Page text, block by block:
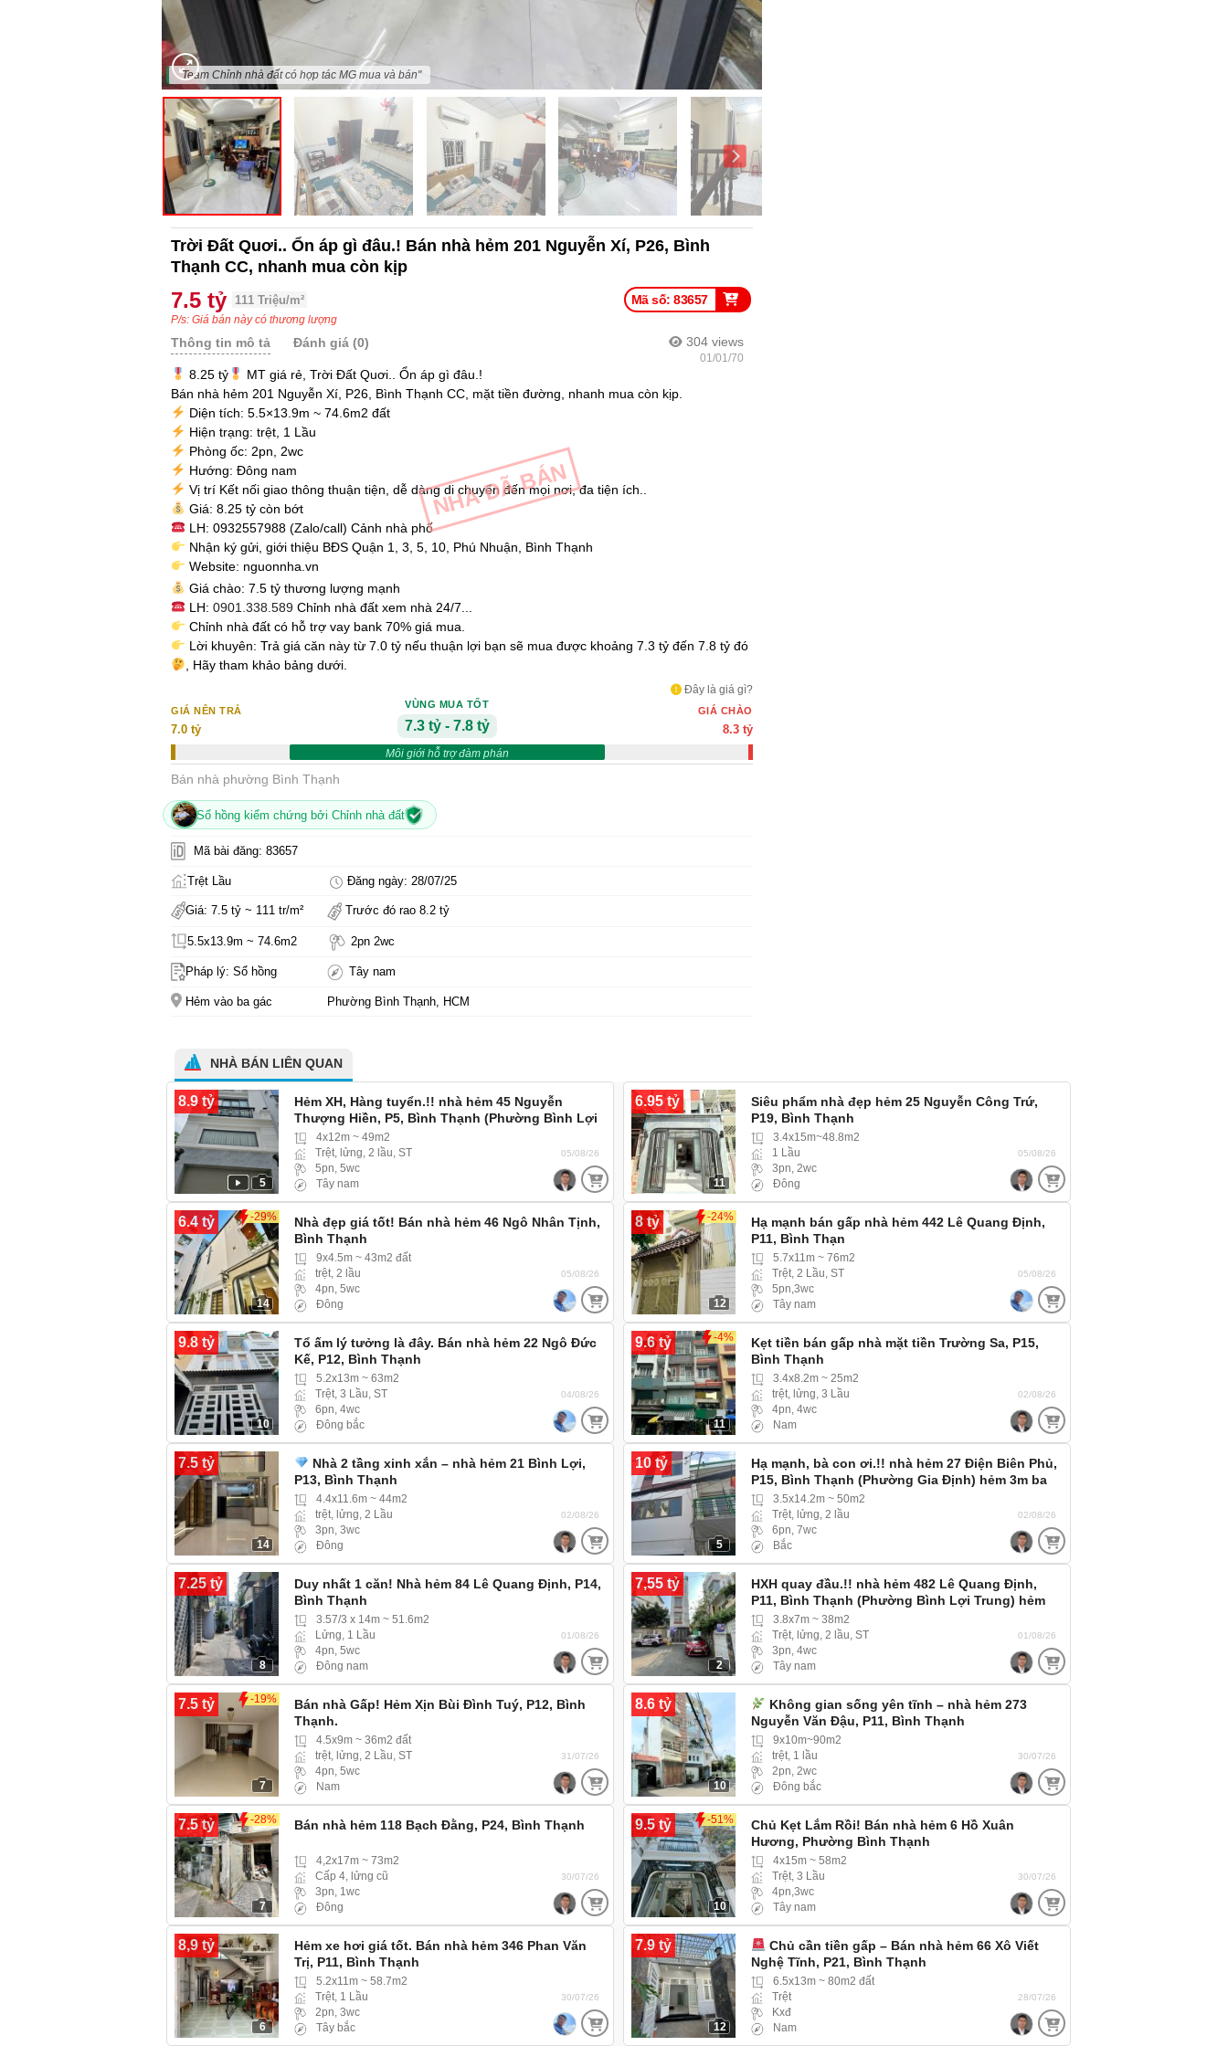
NHÀ ĐÃ BÁN
"Team Chỉnh nhà đất có hợp tác MG mua và bán"
Trời Đất Quơi.. Ổn áp gì đâu.! Bán nhà hẻm 201 Nguyễn Xí, P26, Bình
Thạnh CC, nhanh mua còn kịp
Mã số: 83657
7.5 tỷ 111 Triệu/m²
P/s: Giá bán này có thương lượng
304 views
01/01/70
Thông tin mô tả Đánh giá (0)
8.25 tỷ
MT giá rẻ, Trời Đất Quơi.. Ổn áp gì đâu.!
Bán nhà hẻm 201 Nguyễn Xí, P26, Bình Thạnh CC, mặt tiền đường, nhanh mua còn kịp.
Diện tích: 5.5×13.9m ~ 74.6m2 đất
Hiện trạng: trệt, 1 Lầu
Phòng ốc: 2pn, 2wc
Hướng: Đông nam
Vị trí Kết nối giao thông thuận tiện, dễ dàng di chuyển đến mọi nơi, đa tiện ích..
Giá: 8.25 tỷ còn bớt
LH: 0932557988 (Zalo/call) Cảnh nhà phố
Nhận ký gửi, giới thiệu BĐS Quận 1, 3, 5, 10, Phú Nhuận, Bình Thạnh
Website: nguonnha.vn
Giá chào: 7.5 tỷ thương lượng mạnh
LH: 0901.338.589Chỉnh nhà đất xem nhà 24/7...
Chỉnh nhà đất có hỗ trợ vay bank 70% giá mua.
Lời khuyên: Trả giá căn này từ 7.0 tỷ nếu thuận lợi bạn sẽ mua được khoảng 7.3 tỷ đến 7.8 tỷ đó
, Hãy tham khảo bảng dưới.
Đây là giá gì?
GIÁ NÊN TRẢ
7.0 tỷ
VÙNG MUA TỐT
7.3 tỷ - 7.8 tỷ
Môi giới hỗ trợ đàm phán
GIÁ CHÀO
8.3 tỷ
Bán nhà phường Bình Thạnh
Sổ hồng kiểm chứng bởi Chỉnh nhà đất
Mã bài đăng: 83657
Trệt Lầu Đăng ngày: 28/07/25
Giá: 7.5 tỷ ~ 111 tr/m² Trước đó rao 8.2 tỷ
5.5x13.9m ~ 74.6m2 2pn 2wc
Pháp lý: Sổ hồng Tây nam
Hẻm vào ba gác Phường Bình Thạnh, HCM
NHÀ BÁN LIÊN QUAN
8.9 tỷ
5
Hẻm XH, Hàng tuyển.!! nhà hẻm 45 Nguyễn
Thượng Hiền, P5, Bình Thạnh (Phường Bình Lợi
Trung) hẻm rộng xe hơi 4 chỗ vào tới nhà
4x12m ~ 49m2
Trệt, lửng, 2 lầu, ST
5pn, 5wc
Tây nam
05/08/26
6.95 tỷ
11
Siêu phẩm nhà đẹp hẻm 25 Nguyễn Công Trứ,
P19, Bình Thạnh
3.4x15m~48.8m2
1 Lầu
3pn, 2wc
Đông
05/08/26
6.4 tỷ -29%
14
Nhà đẹp giá tốt! Bán nhà hẻm 46 Ngô Nhân Tịnh,
Bình Thạnh
9x4.5m ~ 43m2 đất
trệt, 2 lầu
4pn, 5wc
Đông
05/08/26
8 tỷ -24%
12
Hạ mạnh bán gấp nhà hẻm 442 Lê Quang Định,
P11, Bình Thạn
5.7x11m ~ 76m2
Trệt, 2 Lầu, ST
5pn,3wc
Tây nam
05/08/26
9.8 tỷ
10
Tổ ấm lý tưởng là đây. Bán nhà hẻm 22 Ngô Đức
Kế, P12, Bình Thạnh
5.2x13m ~ 63m2
Trệt, 3 Lầu, ST
6pn, 4wc
Đông bắc
04/08/26
9.6 tỷ -4%
11
Kẹt tiền bán gấp nhà mặt tiền Trường Sa, P15,
Bình Thạnh
3.4x8.2m ~ 25m2
trệt, lửng, 3 Lầu
4pn, 4wc
Nam
02/08/26
7.5 tỷ
14
Nhà 2 tầng xinh xắn – nhà hẻm 21 Bình Lợi,
P13, Bình Thạnh
4.4x11.6m ~ 44m2
trệt, lửng, 2 Lầu
3pn, 3wc
Đông
02/08/26
10 tỷ
5
Hạ mạnh, bà con ơi.!! nhà hẻm 27 Điện Biên Phủ,
P15, Bình Thạnh (Phường Gia Định) hẻm 3m ba
gác ra vào thoải mái
3.5x14.2m ~ 50m2
Trệt, lửng, 2 lầu
6pn, 7wc
Bắc
02/08/26
7.25 tỷ
8
Duy nhất 1 căn! Nhà hẻm 84 Lê Quang Định, P14,
Bình Thạnh
3.57/3 x 14m ~ 51.6m2
Lửng, 1 Lầu
4pn, 5wc
Đông nam
01/08/26
7,55 tỷ
2
HXH quay đầu.!! nhà hẻm 482 Lê Quang Định,
P11, Bình Thạnh (Phường Bình Lợi Trung) hẻm
Xe hơi, Xe tải ra vào thoải mái
3.8x7m ~ 38m2
Trệt, lửng, 2 lầu, ST
3pn, 4wc
Tây nam
01/08/26
7.5 tỷ -19%
7
Bán nhà Gấp! Hẻm Xịn Bùi Đình Tuý, P12, Bình
Thạnh.
4.5x9m ~ 36m2 đất
trệt, lửng, 2 Lầu, ST
4pn, 5wc
Nam
31/07/26
8.6 tỷ
10
Không gian sống yên tĩnh – nhà hẻm 273
Nguyễn Văn Đậu, P11, Bình Thạnh
9x10m~90m2
trệt, 1 lầu
2pn, 2wc
Đông bắc
30/07/26
7.5 tỷ -28%
7
Bán nhà hẻm 118 Bạch Đằng, P24, Bình Thạnh
4,2x17m ~ 73m2
Cấp 4, lửng cũ
3pn, 1wc
Đông
30/07/26
9.5 tỷ -51%
10
Chủ Kẹt Lắm Rồi! Bán nhà hẻm 6 Hồ Xuân
Hương, Phường Bình Thạnh
4x15m ~ 58m2
Trệt, 3 Lầu
4pn,3wc
Tây nam
30/07/26
8,9 tỷ
6
Hẻm xe hơi giá tốt. Bán nhà hẻm 346 Phan Văn
Trị, P11, Bình Thạnh
5.2x11m ~ 58.7m2
Trệt, 1 Lầu
2pn, 3wc
Tây bắc
30/07/26
7.9 tỷ
12
Chủ cần tiền gấp – Bán nhà hẻm 66 Xô Viết
Nghệ Tĩnh, P21, Bình Thạnh
6.5x13m ~ 80m2 đất
Trệt
Kxđ
Nam
28/07/26